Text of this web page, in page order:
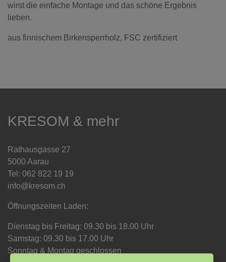
wirst die einfache Montage und das schöne Ergebnis
lieben.
aus finnischem Birkensperrholz, FSC zertifiziert
KRESOM & mehr
Rathausgasse 27
5000 Aarau
Tel: 062 822 19 19
info@kresom.ch
Öffnungszeiten Laden:
Dienstag bis Freitag: 09.30 bis 18.00 Uhr
Samstag: 09.30 bis 17.00 Uhr
Sonntag & Montag geschlossen